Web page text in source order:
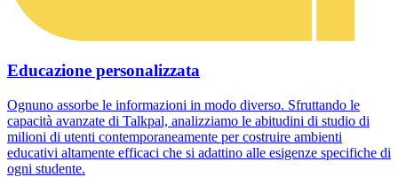
Educazione personalizzata
Ognuno assorbe le informazioni in modo diverso. Sfruttando le
capacità avanzate di Talkpal, analizziamo le abitudini di studio di
milioni di utenti contemporaneamente per costruire ambienti
educativi altamente efficaci che si adattino alle esigenze specifiche di
ogni studente.